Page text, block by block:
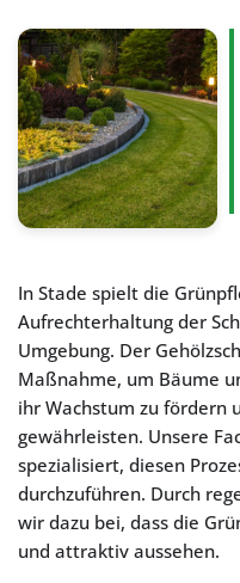
In Stade spielt die
Aufrechterhaltung der
Umgebung. Der
Maßnahme, um Bäume
ihr Wachstum zu fördern
gewährleisten. Unsere
spezialisiert, diesen
durchzuführen. Durch
wir dazu bei, dass die
und attraktiv aussehen.